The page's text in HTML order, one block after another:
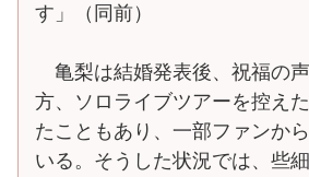
す」（同前）
亀梨は結婚発表後、祝福の
方、ソロライブツアーを控え
たこともあり、一部ファンか
いる。そうした状況では、些